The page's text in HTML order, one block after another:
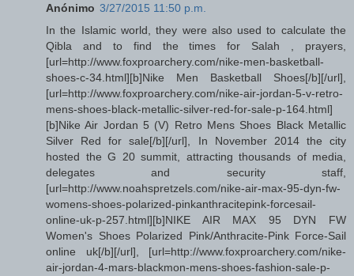
Anónimo 3/27/2015 11:50 p.m.
In the Islamic world, they were also used to calculate the
Qibla and to find the times for Salah , prayers,
[url=http://www.foxproarchery.com/nike-men-basketball-
shoes-c-34.html][b]Nike Men Basketball Shoes[/b][/url],
[url=http://www.foxproarchery.com/nike-air-jordan-5-v-retro-
mens-shoes-black-metallic-silver-red-for-sale-p-164.html]
[b]Nike Air Jordan 5 (V) Retro Mens Shoes Black Metallic
Silver Red for sale[/b][/url], In November 2014 the city
hosted the G 20 summit, attracting thousands of media,
delegates and security staff,
[url=http://www.noahspretzels.com/nike-air-max-95-dyn-fw-
womens-shoes-polarized-pinkanthracitepink-forcesail-
online-uk-p-257.html][b]NIKE AIR MAX 95 DYN FW
Women's Shoes Polarized Pink/Anthracite-Pink Force-Sail
online uk[/b][/url], [url=http://www.foxproarchery.com/nike-
air-jordan-4-mars-blackmon-mens-shoes-fashion-sale-p-